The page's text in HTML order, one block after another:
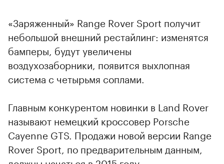
«Заряженный» Range Rover Sport получит
небольшой внешний рестайлинг: изменятся
бамперы, будут увеличены
воздухозаборники, появится выхлопная
система с четырьмя соплами.
Главным конкурентом новинки в Land Rover
называют немецкий кроссовер Porsche
Cayenne GTS. Продажи новой версии Range
Rover Sport, по предварительным данным,